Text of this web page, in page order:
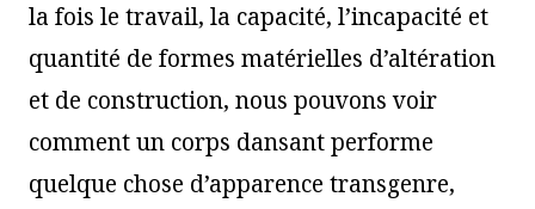
la fois le travail, la capacité, l’incapacité et
quantité de formes matérielles d’altération
et de construction, nous pouvons voir
comment un corps dansant performe
quelque chose d’apparence transgenre,